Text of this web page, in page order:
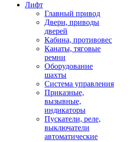
Лифт
Главный привод
Двери, приводы
дверей
Кабина, противовес
Канаты, тяговые
ремни
Оборудование
шахты
Система управления
Приказные,
вызывные,
индикаторы
Пускатели, реле,
выключатели
автоматические